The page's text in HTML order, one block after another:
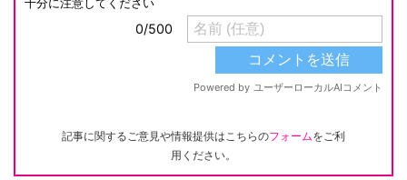
記事に関するご意見や情報提供はこちらのフォームをご利
用ください。